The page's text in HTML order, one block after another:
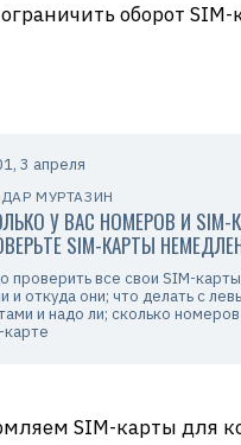
оборот
3 апреля
МУРТАЗИН
У ВАС НОМЕРОВ И SIM-
SIM-КАРТЫ
проверить все свои SIM-
и откуда они; что делать с
и надо ли; сколько
карте
SIM-карты для